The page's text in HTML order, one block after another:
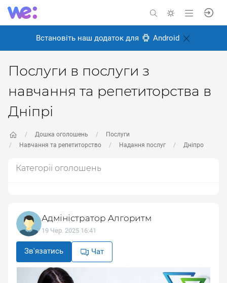
Встановіть наш додаток для Android
Послуги в послуги з
навчання та репетиторства в
Дніпрі
Дошка оголошень
Послуги
Навчання та репетиторство
Надання послуг Дніпро
Категорії оголошень
Адміністратор Aлгopитм
19 Чер. 2025 16:41
Зв'язатись Чат